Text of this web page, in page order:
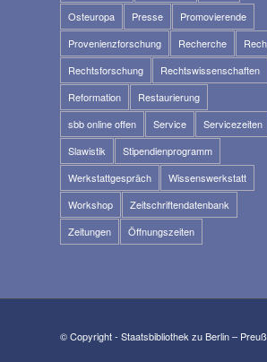
Osteuropa
Presse
Promovierende
Provenienzforschung
Recherche
Rechtsforschung
Rechtswissenschaften
Reformation
Restaurierung
sbb online offen
Service
Servicezeiten
Slawistik
Stipendienprogramm
Werkstattgespräch
Wissenswerkstatt
Workshop
Zeitschriftendatenbank
Zeitungen
Öffnungszeiten
© Copyright - Staatsbibliothek zu Berlin –